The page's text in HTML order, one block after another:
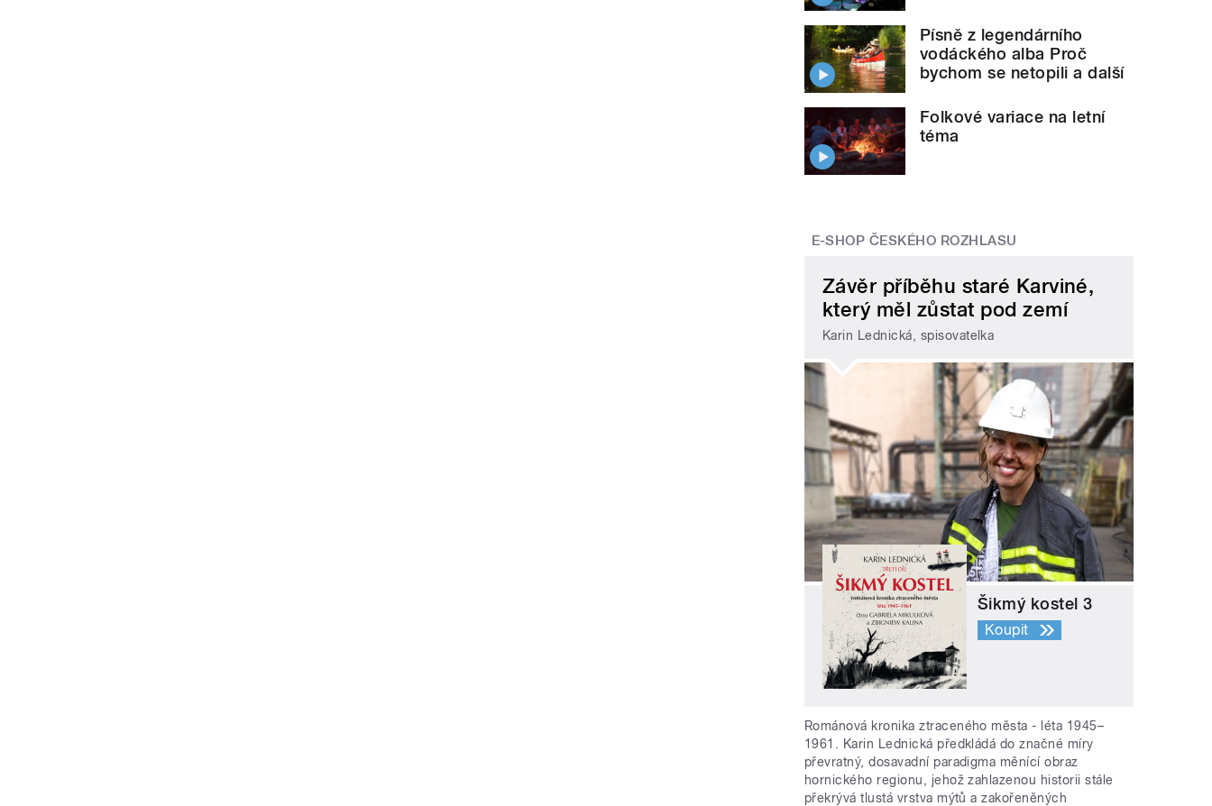
Písně z legendárního
vodáckého alba Proč
bychom se netopili a další
Folkové variace na letní
téma
E-SHOP ČESKÉHO ROZHLASU
Závěr příběhu staré Karviné,
který měl zůstat pod zemí
Karin Lednická, spisovatelka
Šikmý kostel 3
Koupit
Románová kronika ztraceného města - léta 1945–
1961. Karin Lednická předkládá do značné míry
převratný, dosavadní paradigma měnící obraz
hornického regionu, jehož zahlazenou historii stále
překrývá tlustá vrstva mýtů a zakořeněných